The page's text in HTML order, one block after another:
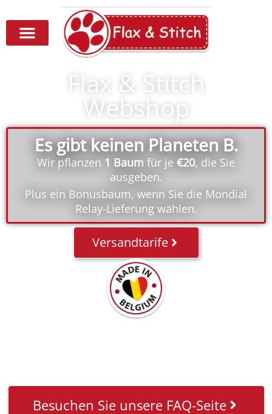
Flax & Stitch
Webshop
Es gibt keinen Planeten B.
Wir pflanzen 1 Baum für je €20, die Sie
ausgeben.
Plus ein Bonusbaum, wenn Sie die Mondial
Relay-Lieferung wählen.
Versandtarife
Besuchen Sie unsere FAQ-Seite